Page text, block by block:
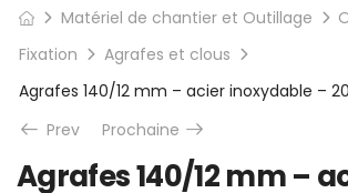
Matériel de chantier et Outillage
Fixation
Agrafes et clous
Agrafes 140/12 mm – acier inoxydable –
Prev
Prochaine
Agrafes 140/12 mm –